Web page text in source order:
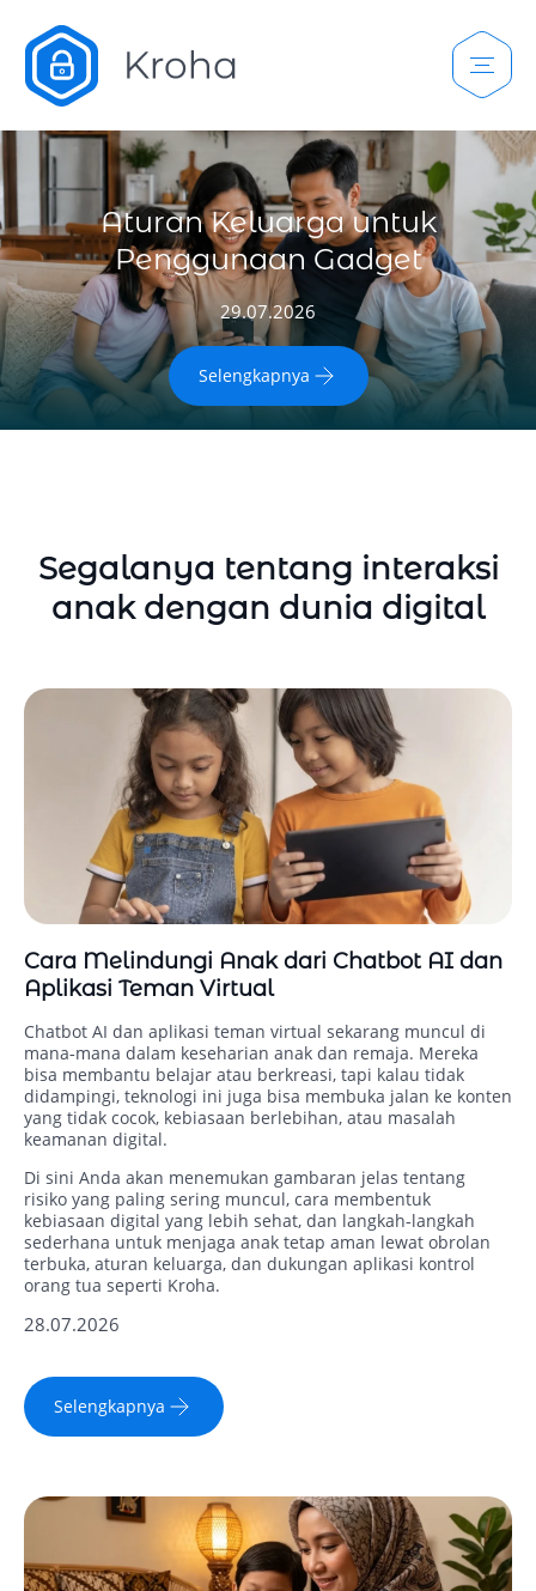
Aturan Keluarga untuk
Penggunaan Gadget
29.07.2026
Selengkapnya
Segalanya tentang interaksi
anak dengan dunia digital
Cara Melindungi Anak dari Chatbot AI dan
Aplikasi Teman Virtual
Chatbot AI dan aplikasi teman virtual sekarang muncul di
mana‑mana dalam keseharian anak dan remaja. Mereka
bisa membantu belajar atau berkreasi, tapi kalau tidak
didampingi, teknologi ini juga bisa membuka jalan ke konten
yang tidak cocok, kebiasaan berlebihan, atau masalah
keamanan digital.
Di sini Anda akan menemukan gambaran jelas tentang
risiko yang paling sering muncul, cara membentuk
kebiasaan digital yang lebih sehat, dan langkah‑langkah
sederhana untuk menjaga anak tetap aman lewat obrolan
terbuka, aturan keluarga, dan dukungan aplikasi kontrol
orang tua seperti Kroha.
28.07.2026
Selengkapnya